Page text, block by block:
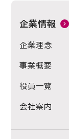
企業情報
企業理念
事業概要
役員一覧
会社案内